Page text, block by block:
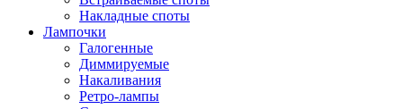
Накладные споты
Лампочки
Галогенные
Диммируемые
Накаливания
Ретро-лампы